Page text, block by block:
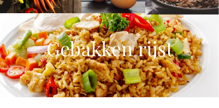
Gebakken rijst